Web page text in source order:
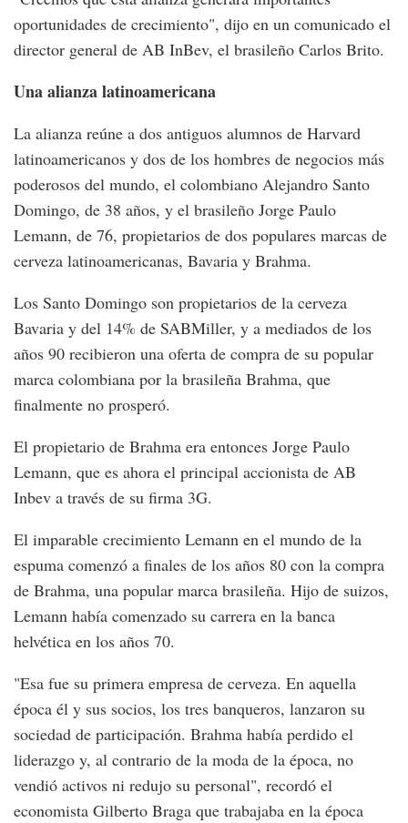
oportunidades de crecimiento", dijo en un comunicado el
director general de AB InBev, el brasileño Carlos Brito.
Una alianza latinoamericana
La alianza reúne a dos antiguos alumnos de Harvard
latinoamericanos y dos de los hombres de negocios más
poderosos del mundo, el colombiano Alejandro Santo
Domingo, de 38 años, y el brasileño Jorge Paulo
Lemann, de 76, propietarios de dos populares marcas de
cerveza latinoamericanas, Bavaria y Brahma.
Los Santo Domingo son propietarios de la cerveza
Bavaria y del 14% de SABMiller, y a mediados de los
años 90 recibieron una oferta de compra de su popular
marca colombiana por la brasileña Brahma, que
finalmente no prosperó.
El propietario de Brahma era entonces Jorge Paulo
Lemann, que es ahora el principal accionista de AB
Inbev a través de su firma 3G.
El imparable crecimiento Lemann en el mundo de la
espuma comenzó a finales de los años 80 con la compra
de Brahma, una popular marca brasileña. Hijo de suizos,
Lemann había comenzado su carrera en la banca
helvética en los años 70.
"Esa fue su primera empresa de cerveza. En aquella
época él y sus socios, los tres banqueros, lanzaron su
sociedad de participación. Brahma había perdido el
liderazgo y, al contrario de la moda de la época, no
vendió activos ni redujo su personal", recordó el
economista Gilberto Braga que trabajaba en la época